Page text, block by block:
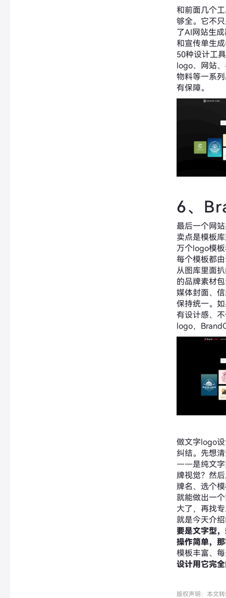
和前面几个
够全。它不
了AI网站生
和宣传单生
50种设计工
logo、网站
物料等一系
有保障。
6、
最后一个网
卖点是模板
万个logo模
每个模板都
从图库里面
的品牌素材
媒体封面、
保持统一。
有设计感、
logo，
做文字logo
纠结。先想
——是纯文字
牌视觉？然
牌名、选个
就能做出一
大了，再找
就是今天介
要是文字型
操作简单，
模板丰富、
设计用它完
版权声明：本文